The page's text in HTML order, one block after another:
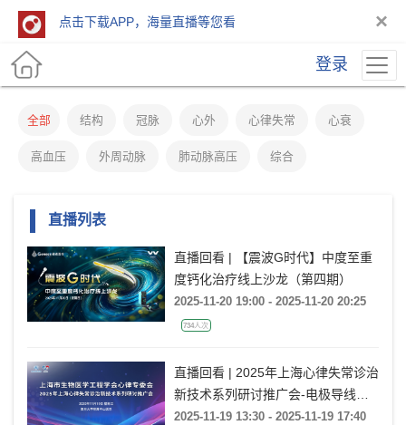
点击下载APP，海量直播等您看 ×
登录
全部 结构 冠脉 心外 心律失常 心衰
高血压 外周动脉 肺动脉高压 综合
直播列表
直播回看 | 【震波G时代】中度至重
度钙化治疗线上沙龙（第四期）
2025-11-20 19:00 - 2025-11-20 20:25
734人次
直播回看 | 2025年上海心律失常诊治
新技术系列研讨推广会-电极导线管
理专场
2025-11-19 13:30 - 2025-11-19 17:40